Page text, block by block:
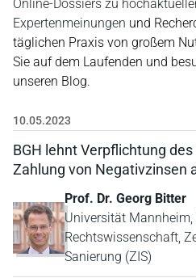
Online-Dossiers zu
Expertenmeinungen und
täglichen Praxis von großem
Sie auf dem Laufenden und
unseren Blog.
10.05.2023
BGH lehnt Verpflichtung
Zahlung von Negativzinsen
Prof. Dr. Georg Bitter
Universität
Rechtswissenschaft,
Sanierung (ZIS)